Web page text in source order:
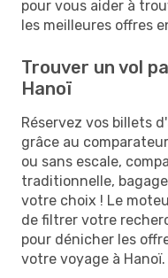
pour vous aider à
les meilleures offres
Trouver un vol
Hanoï
Réservez vos billets
grâce au
ou sans escale,
traditionnelle,
votre choix ! Le
de filtrer votre
pour dénicher les
votre voyage à Hanoï.